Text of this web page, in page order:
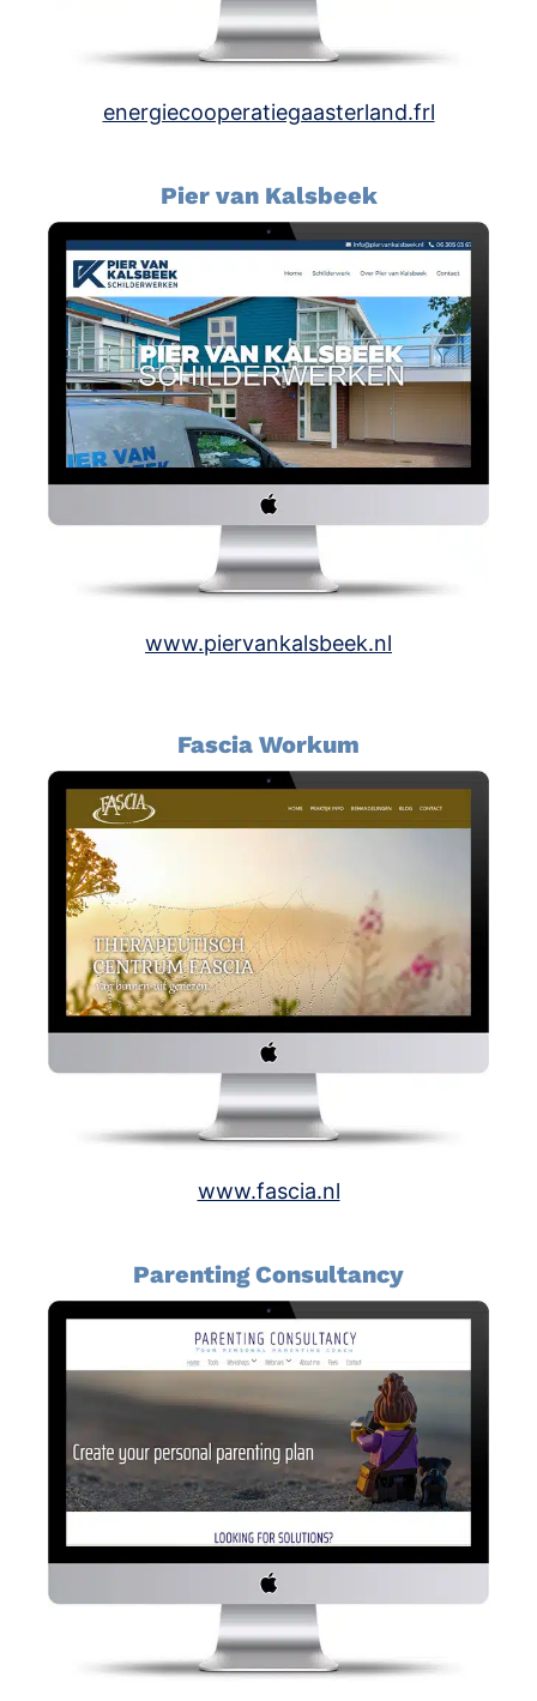
energiecooperatiegaasterland.frl
Pier van Kalsbeek
www.piervankalsbeek.nl
Fascia Workum
www.fascia.nl
Parenting Consultancy